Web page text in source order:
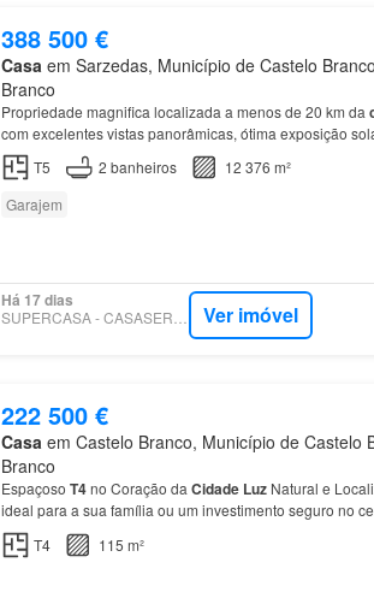
388 500 €
Casa em Sarzedas, Município de Castelo
Branco
Propriedade magnifica localizada a menos de 20 km da
com excelentes vistas panorâmicas, ótima exposição
T5
2 banheiros
12 376 m²
Garajem
Há 17 dias
Ver imóvel
222 500 €
Casa em Castelo Branco, Município de Castelo
Branco
Espaçoso T4no Coração da Cidade LuzNatural e
ideal para a sua família ou um investimento seguro no
T4
115 m²